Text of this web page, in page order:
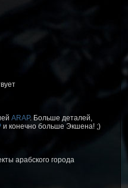
ARAP. Больше деталей,
и конечно больше Экшена! ;)
арабского города